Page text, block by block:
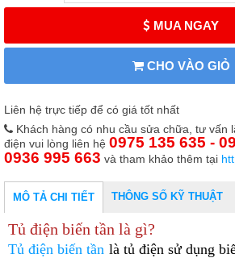
MUA NGAY
CHO VÀO GIỎ
Liên hệ trực tiếp để có giá tốt nhất
Khách hàng có nhu cầu sửa chữa, tư vấn
điện vui lòng liên hệ 0975 135 635 -
0936 995 663 và tham khảo thêm tại
MÔ TẢ CHI TIẾT THÔNG SỐ KỸ THUẬT
Tủ điện biến tần là gì?
Tủ điện biến tần là tủ điện sử dụng